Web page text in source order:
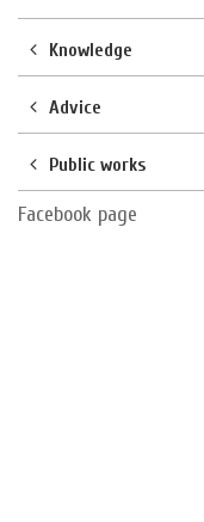
Knowledge
Advice
Public works
Facebook page